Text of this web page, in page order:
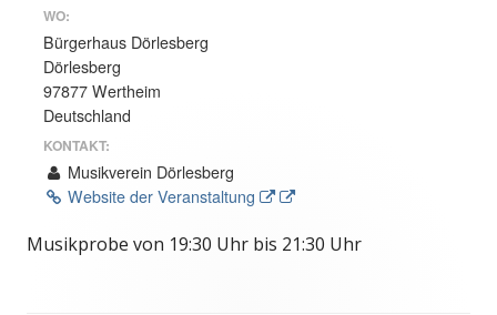
WO:
Bürgerhaus Dörlesberg
Dörlesberg
97877 Wertheim
Deutschland
KONTAKT:
Musikverein Dörlesberg
Website der Veranstaltung
Musikprobe von 19:30 Uhr bis 21:30 Uhr